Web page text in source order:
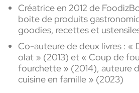
Créatrice en 2012 de
boite de produits
goodies, recettes et
Co-auteure de deux livres : «
olat » (2013) et« Coup de
fourchette » (2014), auteure
cuisine en famille » (2023)